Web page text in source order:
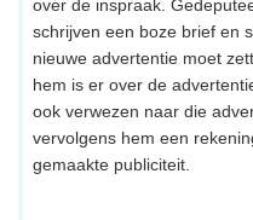
over de inspraak.
schrijven een boze brief en
nieuwe advertentie moet
hem is er over de
ook verwezen naar die
vervolgens hem een
gemaakte publiciteit.